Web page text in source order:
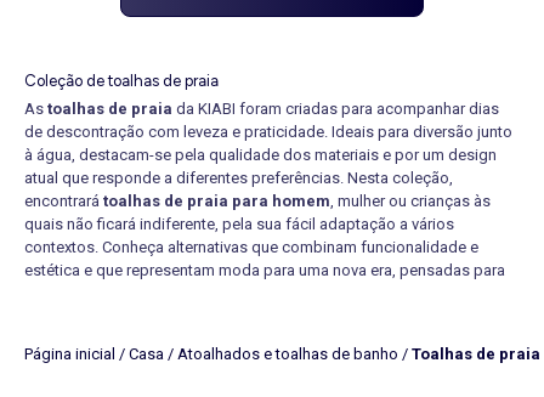
Coleção de toalhas de praia
As toalhas de praia da KIABI foram criadas para acompanhar dias
de descontração com leveza e praticidade. Ideais para diversão junto
à água, destacam-se pela qualidade dos materiais e por um design
atual que responde a diferentes preferências. Nesta coleção,
encontrará toalhas de praia para homem , mulher ou crianças às
quais não ficará indiferente, pela sua fácil adaptação a vários
contextos. Conheça alternativas que combinam funcionalidade e
estética e que representam moda para uma nova era, pensadas para
comodidade ou, porque não, para partilhar espaço com quem mais
Página inicial / Casa / Atoalhados e toalhas de banho / Toalhas de praia